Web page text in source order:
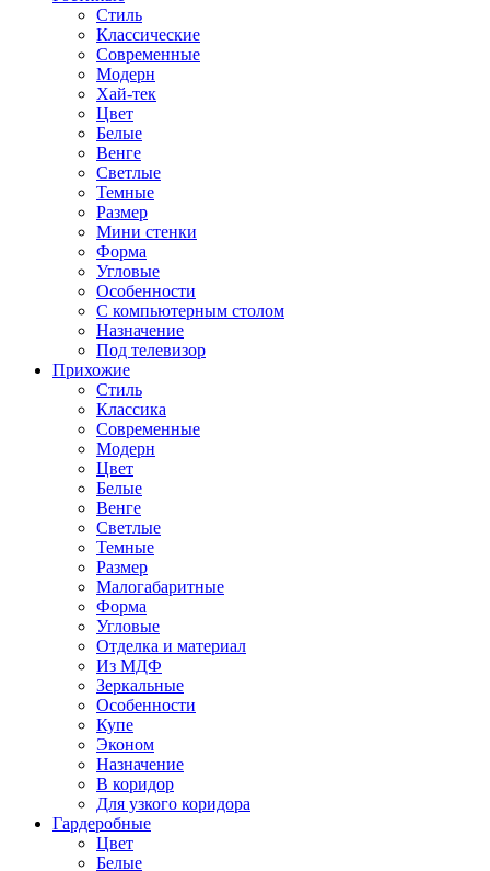
Стиль
Классические
Современные
Модерн
Хай-тек
Цвет
Белые
Венге
Светлые
Темные
Размер
Мини стенки
Форма
Угловые
Особенности
С компьютерным столом
Назначение
Под телевизор
Прихожие
Стиль
Классика
Современные
Модерн
Цвет
Белые
Венге
Светлые
Темные
Размер
Малогабаритные
Форма
Угловые
Отделка и материал
Из МДФ
Зеркальные
Особенности
Купе
Эконом
Назначение
В коридор
Для узкого коридора
Гардеробные
Цвет
Белые